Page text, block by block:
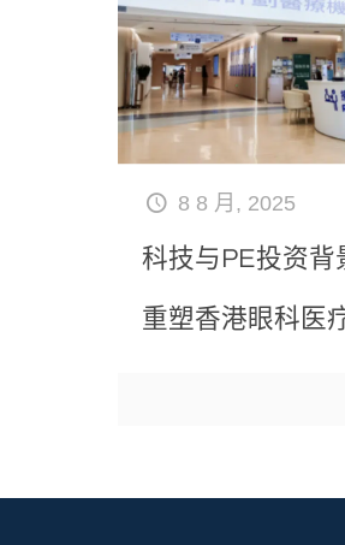
8 8 月, 2025
科技与PE投资背
重塑香港眼科医